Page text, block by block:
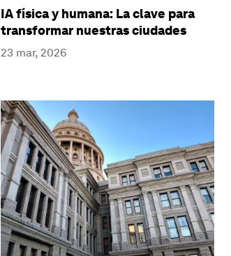
IA física y humana: La clave para
transformar nuestras ciudades
23 mar, 2026